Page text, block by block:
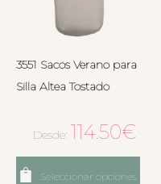
3551 Sacos Verano para
Silla Altea Tostado
Desde: 114.50€
Seleccionar opciones